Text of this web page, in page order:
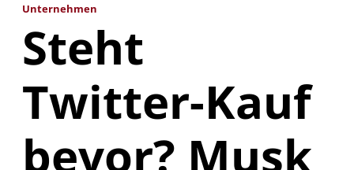
Unternehmen
Steht
Twitter-Kauf
bevor? Musk